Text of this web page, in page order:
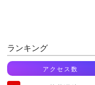
ランキング
アクセス数